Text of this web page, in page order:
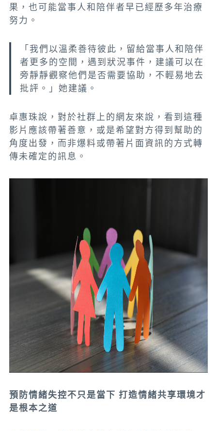
果，也可能當事人和陪伴者早已經歷多年治療
努力。
「我們以溫柔善待彼此，留給當事人和陪伴
者更多的空間，遇到狀況事件，建議可以在
旁靜靜觀察他們是否需要協助，不輕易地去
批評。」她建議。
卓惠珠說，對於社群上的網友來說，看到這種
影片應該帶著善意，或是希望對方得到幫助的
角度出發，而非爆料或帶著片面資訊的方式轉
傳未確定的訊息。
預防情緒失控不只是當下 打造情緒共享環境才
是根本之道